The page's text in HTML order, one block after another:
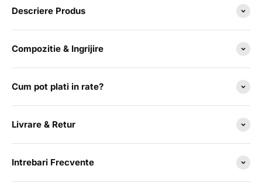
Descriere Produs
Compozitie & Ingrijire
Cum pot plati in rate?
Livrare & Retur
Intrebari Frecvente